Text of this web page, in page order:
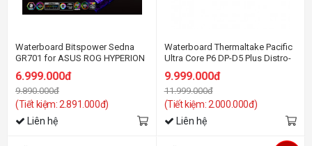
Waterboard Bitspower Sedna
GR701 for ASUS ROG HYPERION
GR701 Case
6.999.000đ
9.890.000đ
(Tiết kiệm: 2.891.000đ)
Liên hệ
Waterboard Thermaltake Pacific
Ultra Core P6 DP-D5 Plus Distro-
Plate with Pump Combo
9.999.000đ
11.999.000đ
(Tiết kiệm: 2.000.000đ)
Liên hệ